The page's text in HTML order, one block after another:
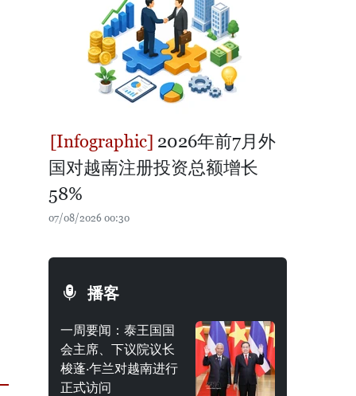
2026年前7月外
国对越南注册投资总额增长
58%
07/08/2026 00:30
播客
一周要闻：泰王国国
会主席、下议院议长
梭蓬·乍兰对越南进行
正式访问